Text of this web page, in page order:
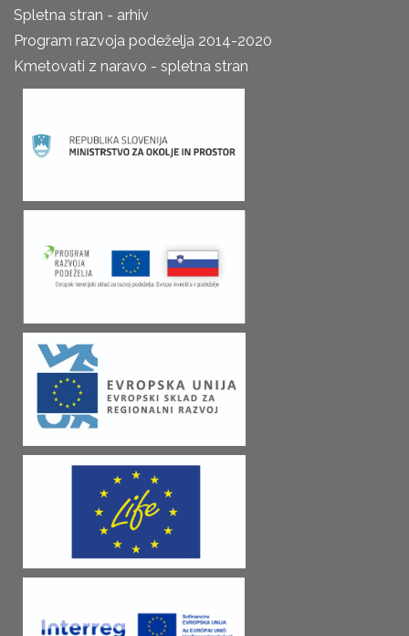
Spletna stran - arhiv
Program razvoja podeželja 2014-2020
Kmetovati z naravo - spletna stran